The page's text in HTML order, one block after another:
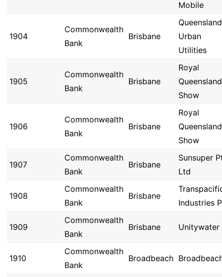
Mobile
1904
Commonwealth
Bank
Brisbane
Queensland
Urban
Utilities
1905
Commonwealth
Bank
Brisbane
Royal
Queensland
Show
1906
Commonwealth
Bank
Brisbane
Royal
Queensland
Show
1907
Commonwealth
Bank
Brisbane
Sunsuper
Ltd
1908
Commonwealth
Bank
Brisbane
Industries
1909
Commonwealth
Bank
Brisbane Unitywater
1910
Commonwealth
Bank
Broadbeach